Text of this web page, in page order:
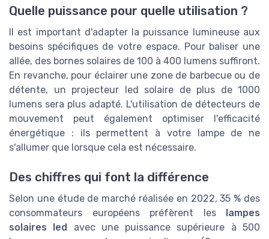
Quelle puissance pour quelle utilisation ?
Il est important d'adapter la puissance lumineuse aux
besoins spécifiques de votre espace. Pour baliser une
allée, des bornes solaires de 100 à 400 lumens suffiront.
En revanche, pour éclairer une zone de barbecue ou de
détente, un projecteur led solaire de plus de 1000
lumens sera plus adapté. L'utilisation de détecteurs de
mouvement peut également optimiser l'efficacité
énergétique : ils permettent à votre lampe de ne
s'allumer que lorsque cela est nécessaire.
Des chiffres qui font la différence
Selon une étude de marché réalisée en 2022, 35 % des
consommateurs européens préfèrent les lampes
solaires led avec une puissance supérieure à 500